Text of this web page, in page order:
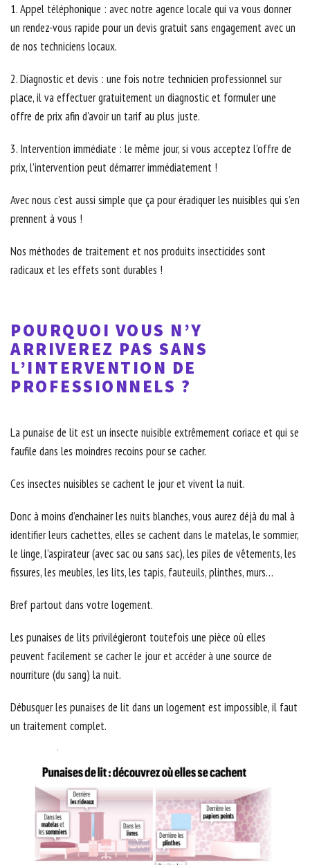
1. Appel téléphonique : avec notre agence locale qui va vous donner
un rendez-vous rapide pour un devis gratuit sans engagement avec un
de nos techniciens locaux.
2. Diagnostic et devis : une fois notre technicien professionnel sur
place, il va effectuer gratuitement un diagnostic et formuler une
offre de prix afin d'avoir un tarif au plus juste.
3. Intervention immédiate : le même jour, si vous acceptez l’offre de
prix, l’intervention peut démarrer immédiatement !
Avec nous c’est aussi simple que ça pour éradiquer les nuisibles qui s’en
prennent à vous !
Nos méthodes de traitement et nos produits insecticides sont
radicaux et les effets sont durables !
POURQUOI VOUS N’Y
ARRIVEREZ PAS SANS
L’INTERVENTION DE
PROFESSIONNELS ?
La punaise de lit est un insecte nuisible extrêmement coriace et qui se
faufile dans les moindres recoins pour se cacher.
Ces insectes nuisibles se cachent le jour et vivent la nuit.
Donc à moins d’enchainer les nuits blanches, vous aurez déjà du mal à
identifier leurs cachettes, elles se cachent dans le matelas, le sommier,
le linge, l’aspirateur (avec sac ou sans sac), les piles de vêtements, les
fissures, les meubles, les lits, les tapis, fauteuils, plinthes, murs…
Bref partout dans votre logement.
Les punaises de lits privilégieront toutefois une pièce où elles
peuvent facilement se cacher le jour et accéder à une source de
nourriture (du sang) la nuit.
Débusquer les punaises de lit dans un logement est impossible, il faut
un traitement complet.